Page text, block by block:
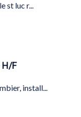
st luc r...
F
install...